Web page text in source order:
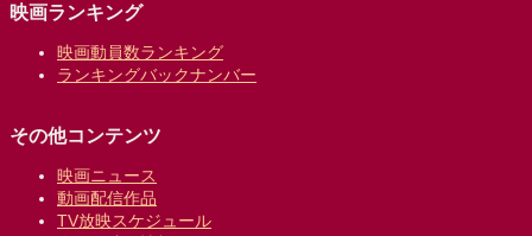
映画ランキング
映画動員数ランキング
ランキングバックナンバー
その他コンテンツ
映画ニュース
動画配信作品
TV放映スケジュール